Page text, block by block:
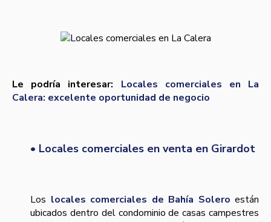
Le podría interesar: Locales comerciales en La
Calera: excelente oportunidad de negocio
• Locales comerciales en venta en Girardot
Los locales comerciales de Bahía Solero están
ubicados dentro del condominio de casas campestres